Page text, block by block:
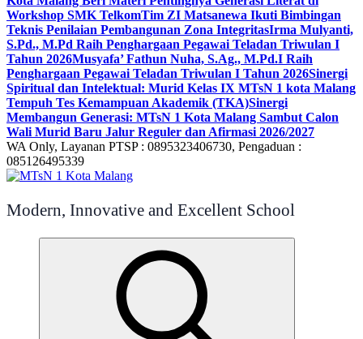
Workshop SMK TelkomTim ZI Matsanewa Ikuti Bimbingan
Teknis Penilaian Pembangunan Zona IntegritasIrma Mulyanti,
S.Pd., M.Pd Raih Penghargaan Pegawai Teladan Triwulan I
Tahun 2026Musyafa’ Fathun Nuha, S.Ag., M.Pd.I Raih
Penghargaan Pegawai Teladan Triwulan I Tahun 2026Sinergi
Spiritual dan Intelektual: Murid Kelas IX MTsN 1 kota Malang
Tempuh Tes Kemampuan Akademik (TKA)Sinergi
Membangun Generasi: MTsN 1 Kota Malang Sambut Calon
Wali Murid Baru Jalur Reguler dan Afirmasi 2026/2027
WA Only, Layanan PTSP : 0895323406730, Pengaduan :
085126495339
Modern, Innovative and Excellent School